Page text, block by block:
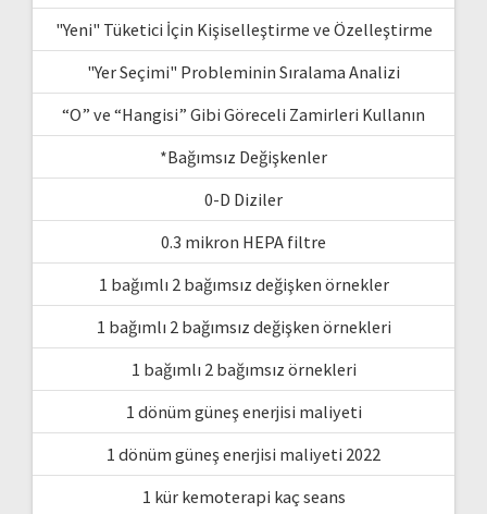
"Yeni" Tüketici İçin Kişiselleştirme ve Özelleştirme
"Yer Seçimi" Probleminin Sıralama Analizi
“O” ve “Hangisi” Gibi Göreceli Zamirleri Kullanın
*Bağımsız Değişkenler
0-D Diziler
0.3 mikron HEPA filtre
1 bağımlı 2 bağımsız değişken örnekler
1 bağımlı 2 bağımsız değişken örnekleri
1 bağımlı 2 bağımsız örnekleri
1 dönüm güneş enerjisi maliyeti
1 dönüm güneş enerjisi maliyeti 2022
1 kür kemoterapi kaç seans